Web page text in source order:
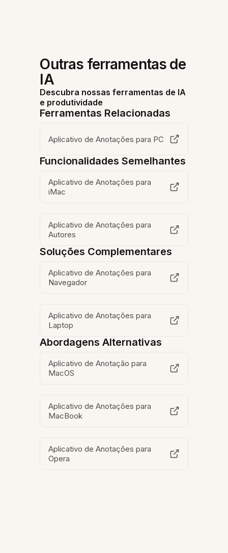
Outras ferramentas de
IA
Descubra nossas ferramentas de IA
e produtividade
Ferramentas Relacionadas
Aplicativo de Anotações para PC
Funcionalidades Semelhantes
Aplicativo de Anotações para
iMac
Aplicativo de Anotações para
Autores
Soluções Complementares
Aplicativo de Anotações para
Navegador
Aplicativo de Anotações para
Laptop
Abordagens Alternativas
Aplicativo de Anotação para
MacOS
Aplicativo de Anotações para
MacBook
Aplicativo de Anotações para
Opera